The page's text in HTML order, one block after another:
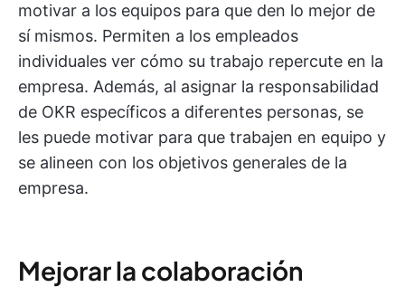
motivar a los equipos para que den lo mejor de
sí mismos. Permiten a los empleados
individuales ver cómo su trabajo repercute en la
empresa. Además, al asignar la responsabilidad
de OKR específicos a diferentes personas, se
les puede motivar para que trabajen en equipo y
se alineen con los objetivos generales de la
empresa.
Mejorar la colaboración